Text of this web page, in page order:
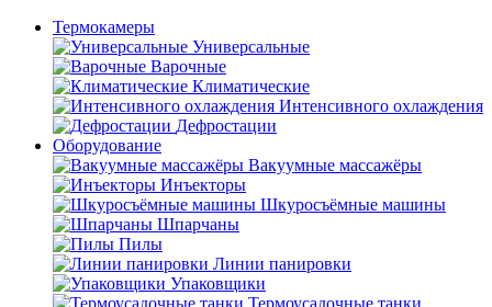
Термокамеры
Универсальные
Варочные
Климатические
Интенсивного охлаждения
Дефростации
Оборудование
Вакуумные массажёры
Инъекторы
Шкуросъёмные машины
Шпарчаны
Пилы
Линии панировки
Упаковщики
Термоусадочные танки